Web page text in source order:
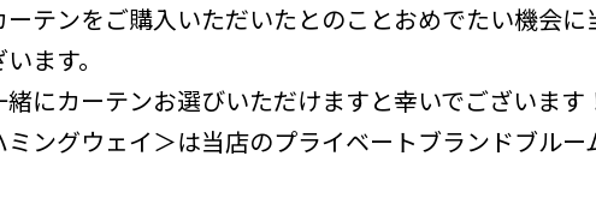
テンをご購入いただいたとのことおめでたい機会
ます。
にカーテンお選びいただけますと幸いでございます
ングウェイ＞は当店のプライベートブランドブルー